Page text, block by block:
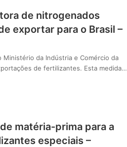
de nitrogenados
exportar para o Brasil –
Ministério da Indústria e Comércio da
de fertilizantes. Esta medida…
matéria-prima para a
especiais –